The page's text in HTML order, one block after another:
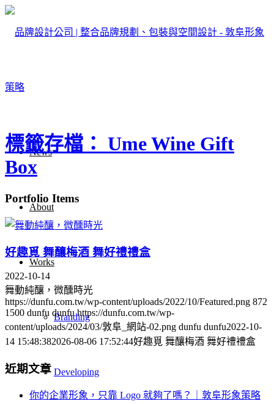
News
About
Works
Branding
Developing
標籤存檔： Ume Wine Gift
Box
Portfolio Items
好趣覓 舞釀梅酒 舞好禮禮盒
2022-10-14
舞動純釀，微醺時光
https://dunfu.com.tw/wp-content/uploads/2022/10/Featured.png 872
1500 dunfu dunfu https://dunfu.com.tw/wp-
content/uploads/2024/03/敦阜_網站-02.png dunfu dunfu2022-10-
14 15:48:382026-08-06 17:52:44好趣覓 舞釀梅酒 舞好禮禮盒
近期文章
你的企業形象，只靠 Logo 就夠了嗎？｜敦阜形象策略